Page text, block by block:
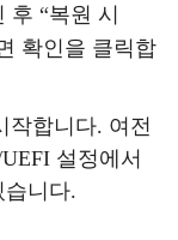
후 “복원 시
확인을 클릭합
작합니다. 여전
설정에서
습니다.